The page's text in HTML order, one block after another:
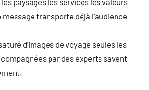
paysages les services les valeurs
message transporte déjà l’audience
d’images de voyage seules les
par des experts savent